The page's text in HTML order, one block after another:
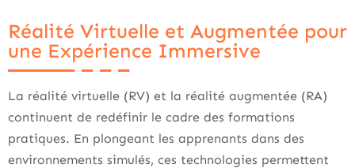
Réalité Virtuelle et Augmentée pour
une Expérience Immersive
La réalité virtuelle (RV) et la réalité augmentée (RA)
continuent de redéfinir le cadre des formations
pratiques. En plongeant les apprenants dans des
environnements simulés, ces technologies permettent